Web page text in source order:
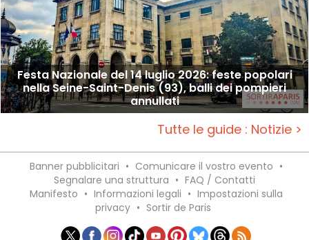
Festa Nazionale del 14 luglio 2026: feste popolari
nella Seine-Saint-Denis (93), balli dei pompieri
annullati
Tutte le guide : Notizie >
Banner pubblicitari • Comunicare il vostro evento •
Segnalare una struttura • FAQ / Contatti
Manifesto • Informazioni legali • Impostazioni sulla
privacy • Sortir de Paris